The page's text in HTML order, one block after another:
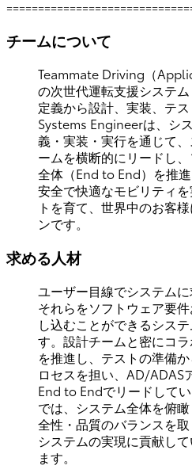
チームについて
Teammate Driving（
の次世代運転支援システ
定義から設計、実装、テ
Systems Engineerは、シ
義・実装・実行を通じて
ームを横断的にリードし
全体（End to End）を推進
安全で快適なモビリティ
トを育て、世界中のお客
ンです。
求める人材
ユーザー目線でシステムに
それらをソフトウェア要
し込むことができるシス
す。設計チームと密にコ
を推進し、テストの準備
ロセスを担い、AD/ADAS
End to Endでリードして
では、システム全体を俯
全性・品質のバランスを
システムの実現に貢献し
ます。